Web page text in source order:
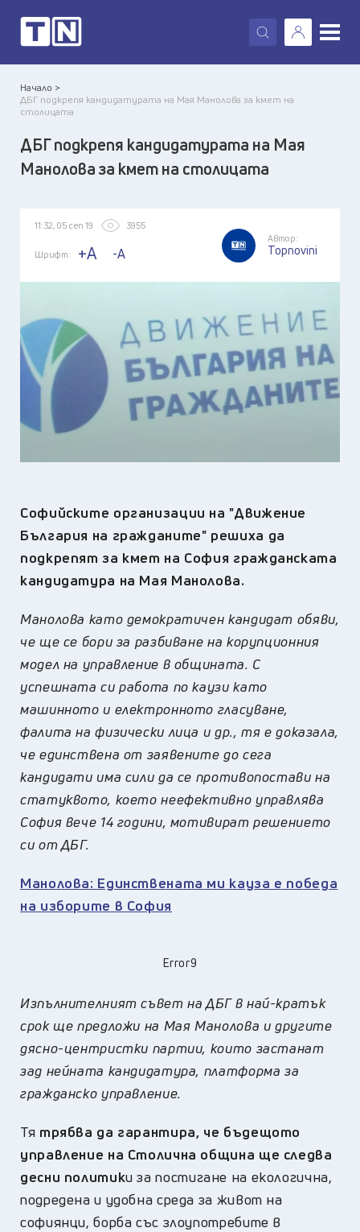
X
Начало >
ДБГ подкрепя кандидатурата на Мая Манолова за кмет на
столицата
ДБГ подкрепя кандидатурата на Мая
Манолова за кмет на столицата
11:32, 05 сеп 19 3955
Шрифт: +A -A
Автор:
Topnovini
Софийските организации на "Движение
България на гражданите" решиха да
подкрепят за кмет на София гражданската
кандидатура на Мая Манолова.
Манолова като демократичен кандидат обяви,
че ще се бори за разбиване на корупционния
модел на управление в общината. С
успешната си работа по каузи като
машинното и електронното гласуване,
фалита на физически лица и др., тя е доказала,
че единствена от заявените до сега
кандидати има сили да се противопостави на
статуквото, което неефективно управлява
София вече 14 години, мотивират решението
си от ДБГ.
Манолова: Единствената ми кауза е победа
на изборите в София
Error9
Изпълнителният съвет на ДБГ в най-кратък
срок ще предложи на Мая Манолова и другите
дясно-центристки партии, които застанат
зад нейната кандидатура, платформа за
гражданско управление.
Тя трябва да гарантира, че бъдещото
управление на Столична община ще следва
десни политики за постигане на екологична,
подредена и удобна среда за живот на
софиянци, борба със злоупотребите в